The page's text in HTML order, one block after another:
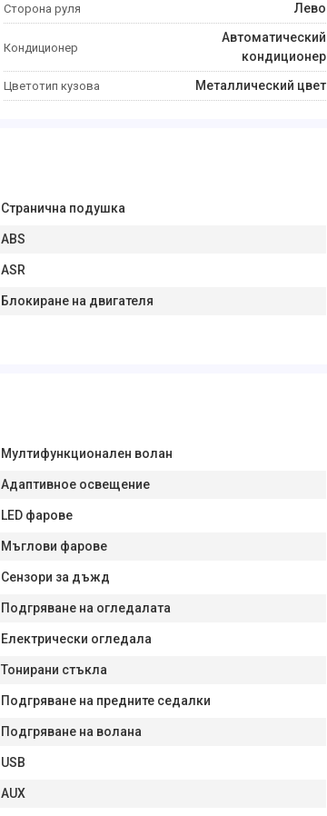
Сторона руля Лево
Кондиционер
Автоматический
кондиционер
Цветотип кузова Металлический цвет
Странична подушка
ABS
ASR
Блокиране на двигателя
Мултифункционален волан
Адаптивное освещение
LED фарове
Мъглови фарове
Сензори за дъжд
Подгряване на огледалата
Електрически огледала
Тонирани стъкла
Подгряване на предните седалки
Подгряване на волана
USB
AUX